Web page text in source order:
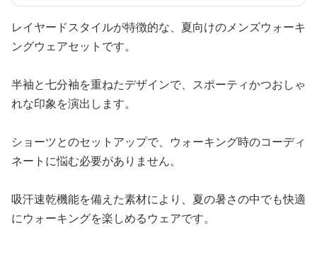
レイヤードスタイルが特徴的な、夏向けのメンズウォーキ
ングウェアセットです。
半袖と七分袖を重ねたデザインで、スポーティかつおしゃ
れな印象を演出します。
ショーツとのセットアップで、ウォーキング時のコーディ
ネートに悩む必要がありません。
吸汗速乾機能を備えた素材により、夏の暑さの中でも快適
にウォーキングを楽しめるウェアです。